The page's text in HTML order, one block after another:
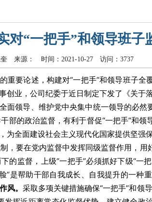
对“一把手”和领导班子
奎 来源： 时间：2021-10-27 访问：3737
重要论述，构建对“一把手”和领导班子
业，公司纪委于近日制定下发了《关于
面领导、维护党中央集中统一领导的必然
部的政治监督，有利于督促“一把手”和
全面建设社会主义现代化国家提供坚强保
，要在党内监督中发挥同级监督作用，
的监督，上级“一把手”必须抓好下级“一
”是帮助干部自我成长、自我提升的一种
风。 采取多项关键措施确保“一把手”和领